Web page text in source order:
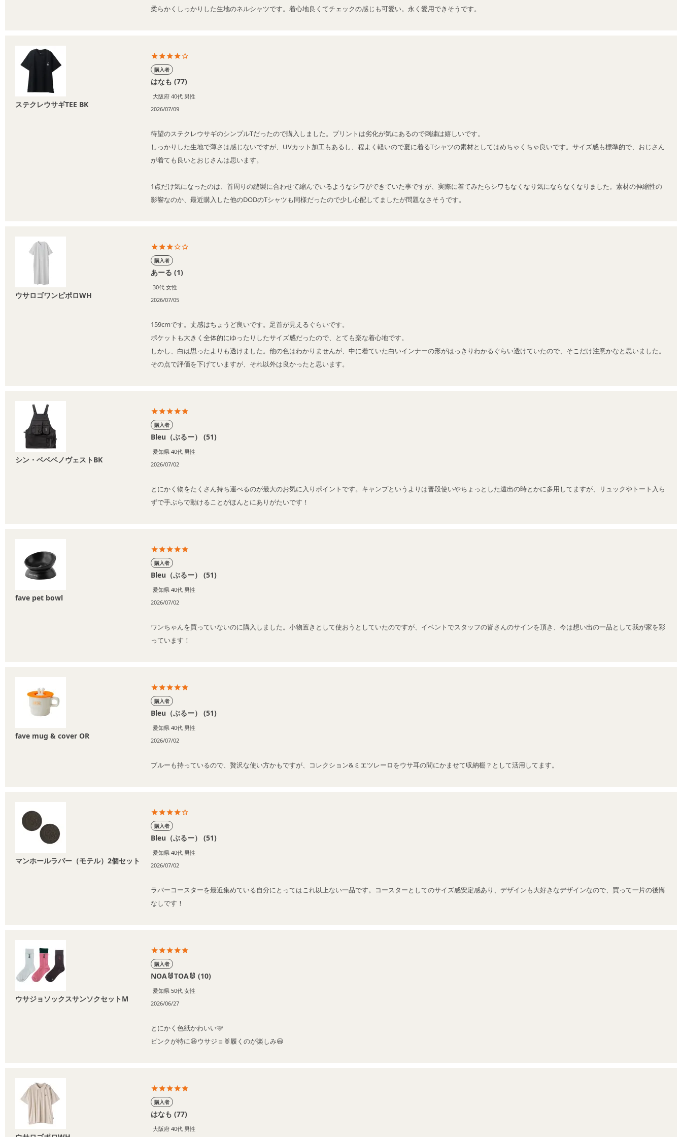
柔らかくしっかりした生地のネルシャツです。着心地良くてチェックの感じも可愛い。永く愛用できそうです。
ステクレウサギTEE BK
購入者
はなも 77
大阪府 40代 男性
2026/07/09
待望のステクレウサギのシンプルTだったので購入しました。プリントは劣化が気にあるので刺繍は嬉しいです。
しっかりした生地で薄さは感じないですが、UVカット加工もあるし、程よく軽いので夏に着るTシャツの素材としてはめちゃくちゃ良いです。サイズ感も標準的で、おじさん
が着ても良いとおじさんは思います。
1点だけ気になったのは、首周りの縫製に合わせて縮んでいるようなシワができていた事ですが、実際に着てみたらシワもなくなり気にならなくなりました。素材の伸縮性の
影響なのか、最近購入した他のDODのTシャツも同様だったので少し心配してましたが問題なさそうです。
ウサロゴワンピポロWH
購入者
あーる 1
30代 女性
2026/07/05
159cmです。丈感はちょうど良いです。足首が見えるぐらいです。
ポケットも大きく全体的にゆったりしたサイズ感だったので、とても楽な着心地です。
しかし、白は思ったよりも透けました。他の色はわかりませんが、中に着ていた白いインナーの形がはっきりわかるぐらい透けていたので、そこだけ注意かなと思いました。
その点で評価を下げていますが、それ以外は良かったと思います。
シン・ベベベノヴェストBK
購入者
Bleu（ぶるー） 51
愛知県 40代 男性
2026/07/02
とにかく物をたくさん持ち運べるのが最大のお気に入りポイントです。キャンプというよりは普段使いやちょっとした遠出の時とかに多用してますが、リュックやトート入ら
ずで手ぶらで動けることがほんとにありがたいです！
fave pet bowl
購入者
Bleu（ぶるー） 51
愛知県 40代 男性
2026/07/02
ワンちゃんを買っていないのに購入しました。小物置きとして使おうとしていたのですが、イベントでスタッフの皆さんのサインを頂き、今は想い出の一品として我が家を彩
っています！
fave mug & cover OR
購入者
Bleu（ぶるー） 51
愛知県 40代 男性
2026/07/02
ブルーも持っているので、贅沢な使い方かもですが、コレクション&ミエツレーロをウサ耳の間にかませて収納棚？として活用してます。
マンホールラバー（モテル）2個セット
購入者
Bleu（ぶるー） 51
愛知県 40代 男性
2026/07/02
ラバーコースターを最近集めている自分にとってはこれ以上ない一品です。コースターとしてのサイズ感安定感あり、デザインも大好きなデザインなので、買って一片の後悔
なしです！
ウサジョソックスサンソクセットM
購入者
NOA🐰TOA🐰 10
愛知県 50代 女性
2026/06/27
とにかく色紙かわいい🩷
ピンクが特に😆ウサジョ🐰履くのが楽しみ😃
購入者
はなも 77
大阪府 40代 男性